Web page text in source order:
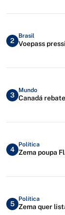
2
Brasil
Voepass
3
Mundo
Canadá
4
Política
Zema poupa
5
Política
Zema quer